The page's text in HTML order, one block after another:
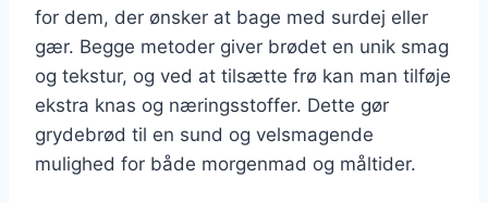
for dem, der ønsker at bage med surdej eller
gær. Begge metoder giver brødet en unik smag
og tekstur, og ved at tilsætte frø kan man tilføje
ekstra knas og næringsstoffer. Dette gør
grydebrød til en sund og velsmagende
mulighed for både morgenmad og måltider.